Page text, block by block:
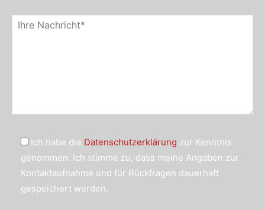
Ich habe die Datenschutzerklärung zur Kenntnis
genommen. Ich stimme zu, dass meine Angaben zur
Kontaktaufnahme und für Rückfragen dauerhaft
gespeichert werden.